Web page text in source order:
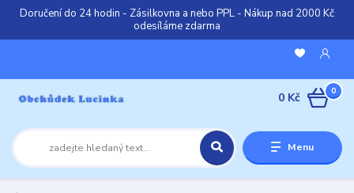
Doručení do 24 hodin - Zásilkovna a nebo PPL - Nákup nad 2000 Kč
odesíláme zdarma
Menu
0
0 Kč